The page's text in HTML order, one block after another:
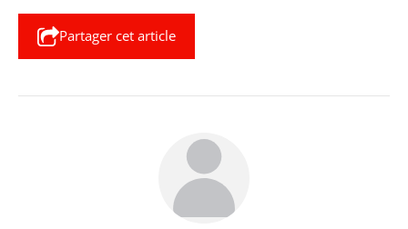
Partager cet article